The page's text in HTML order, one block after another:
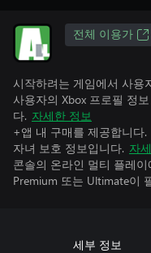
전체 이용가
시작하려는 게임에서 사용
사용자의 Xbox 프로필 정
다. 자세한 정보
+앱 내 구매를 제공합니다.
자녀 보호 정보입니다. 자
콘솔의 온라인 멀티 플레이
Premium 또는 Ultimate이
세부 정보